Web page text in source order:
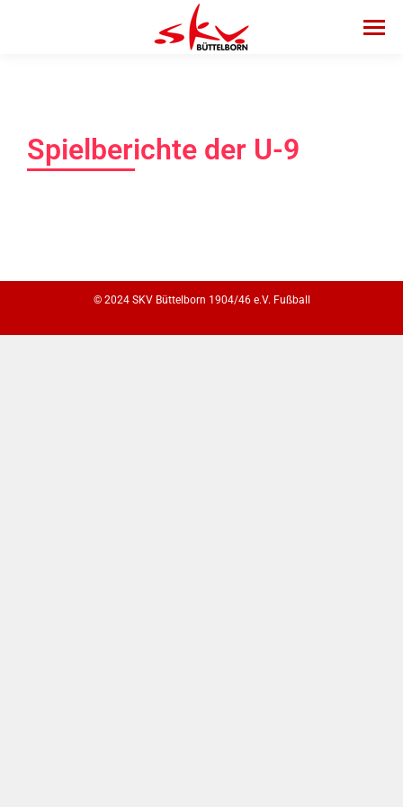
Spielberichte der U-9
© 2024 SKV Büttelborn 1904/46 e.V. Fußball